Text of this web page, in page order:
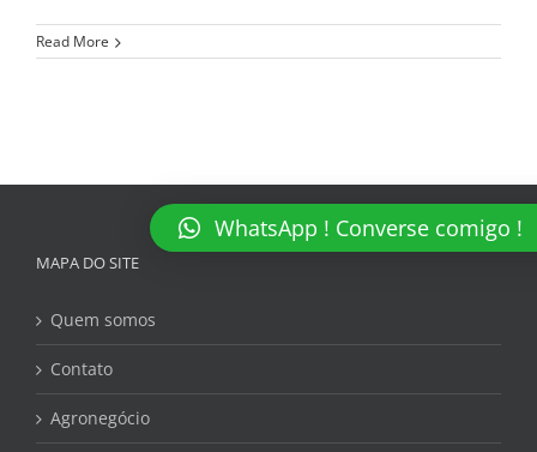
Read More
MAPA DO SITE
Quem somos
Contato
Agronegócio
WhatsApp ! Converse comigo !